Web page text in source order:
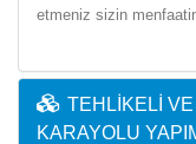
etmeniz sizin
TEHLIKELI
KARAYOLU